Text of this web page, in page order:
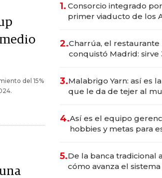
del 15%
1. Consorcio integrado
primer viaducto de los
2.Charrúa, el
conquistó Madrid: sirve
3.Malabrigo Yarn: así es
que le da de tejer al
4.Así es el equipo
hobbies y metas para
5.De la banca tradicional
cómo avanza el